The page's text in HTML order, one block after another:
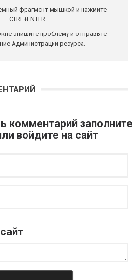
фрагмент мышкой и нажмите
CTRL+ENTER.
опишите проблему и отправьте
Администрации ресурса.
комментарий заполните
войдите на сайт